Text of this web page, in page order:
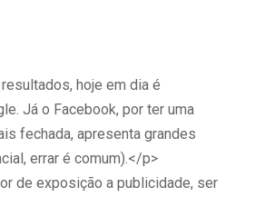
hoje em dia é
Já o Facebook, por ter uma
fechada, apresenta grandes
errar é comum).</p>
de exposição a publicidade, ser